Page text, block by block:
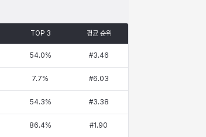
TOP 3 평균 순위
54.0% #3.46
7.7% #6.03
54.3% #3.38
86.4% #1.90